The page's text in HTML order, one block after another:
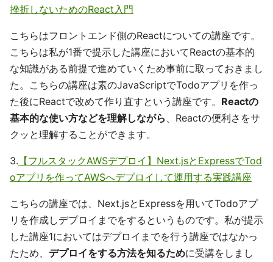
挫折しないためのReact入門
こちらはフロントエンド側のReactについての講座です。
こちらは私が1番で提示した講座においてReactの基本的
な知識がある前提で進めていくため事前に取っておきまし
た。こちらの講座は素のJavaScriptでTodoアプリを作っ
た後にReactで改めて作り直すという講座です。 Reactの
基本的な使い方などを理解しながら 、Reactの便利さをサ
クッと理解することができます。
3. 【フルスタックAWSデプロイ】Next.jsとExpressでTod
oアプリを作ってAWSへデプロイして運用する実践講座
こちらの講座では、Next.jsとExpressを用いてTodoアプ
リを作成しデプロイまでをするというものです。私が提示
した講座1においてはデプロイまでを行う講座ではなかっ
たため、 デプロイをする方法を知るために受講をしまし